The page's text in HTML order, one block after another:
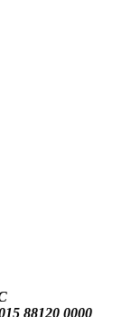
88120 0000